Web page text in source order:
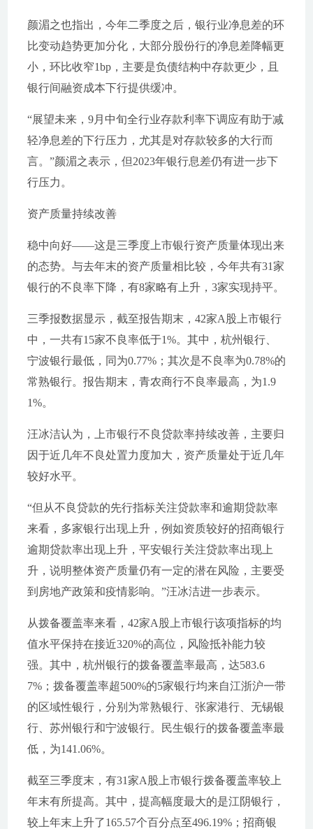
颜湄之也指出，今年二季度之后，银行业净息差的环
比变动趋势更加分化，大部分股份行的净息差降幅更
小，环比收窄1bp，主要是负债结构中存款更少，且
银行间融资成本下行提供缓冲。
“展望未来，9月中旬全行业存款利率下调应有助于减
轻净息差的下行压力，尤其是对存款较多的大行而
言。”颜湄之表示，但2023年银行息差仍有进一步下
行压力。
资产质量持续改善
稳中向好——这是三季度上市银行资产质量体现出来
的态势。与去年末的资产质量相比较，今年共有31家
银行的不良率下降，有8家略有上升，3家实现持平。
三季报数据显示，截至报告期末，42家A股上市银行
中，一共有15家不良率低于1%。其中，杭州银行、
宁波银行最低，同为0.77%；其次是不良率为0.78%的
常熟银行。报告期末，青农商行不良率最高，为1.9
1%。
汪冰洁认为，上市银行不良贷款率持续改善，主要归
因于近几年不良处置力度加大，资产质量处于近几年
较好水平。
“但从不良贷款的先行指标关注贷款率和逾期贷款率
来看，多家银行出现上升，例如资质较好的招商银行
逾期贷款率出现上升，平安银行关注贷款率出现上
升，说明整体资产质量仍有一定的潜在风险，主要受
到房地产政策和疫情影响。”汪冰洁进一步表示。
从拨备覆盖率来看，42家A股上市银行该项指标的均
值水平保持在接近320%的高位，风险抵补能力较
强。其中，杭州银行的拨备覆盖率最高，达583.6
7%；拨备覆盖率超500%的5家银行均来自江浙沪一带
的区域性银行，分别为常熟银行、张家港行、无锡银
行、苏州银行和宁波银行。民生银行的拨备覆盖率最
低，为141.06%。
截至三季度末，有31家A股上市银行拨备覆盖率较上
年末有所提高。其中，提高幅度最大的是江阴银行，
较上年末上升了165.57个百分点至496.19%；招商银